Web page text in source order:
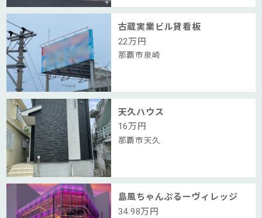
古蔵実業ビル貸看板
22万円
那覇市泉崎
天久ハウス
16万円
那覇市天久
島風ちゃんぷるーヴィレッジ
34.98万円